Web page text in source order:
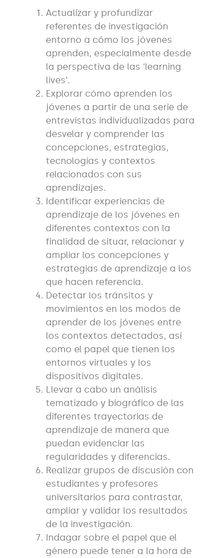
Actualizar y profundizar
referentes de investigación
entorno a cómo los jóvenes
aprenden, especialmente desde
la perspectiva de las ‘learning
lives’.
Explorar cómo aprenden los
jóvenes a partir de una serie de
entrevistas individualizadas para
desvelar y comprender las
concepciones, estrategias,
tecnologías y contextos
relacionados con sus
aprendizajes.
Identificar experiencias de
aprendizaje de los jóvenes en
diferentes contextos con la
finalidad de situar, relacionar y
ampliar los concepciones y
estrategias de aprendizaje a los
que hacen referencia.
Detectar los tránsitos y
movimientos en los modos de
aprender de los jóvenes entre
los contextos detectados, así
como el papel que tienen los
entornos virtuales y los
dispositivos digitales.
Llevar a cabo un análisis
tematizado y biográfico de las
diferentes trayectorias de
aprendizaje de manera que
puedan evidenciar las
regularidades y diferencias.
Realizar grupos de discusión con
estudiantes y profesores
universitarios para contrastar,
ampliar y validar los resultados
de la investigación.
Indagar sobre el papel que el
género puede tener a la hora de